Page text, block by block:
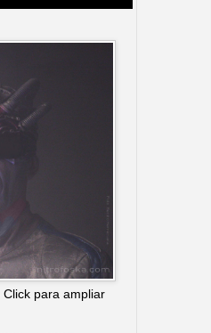
para ampliar